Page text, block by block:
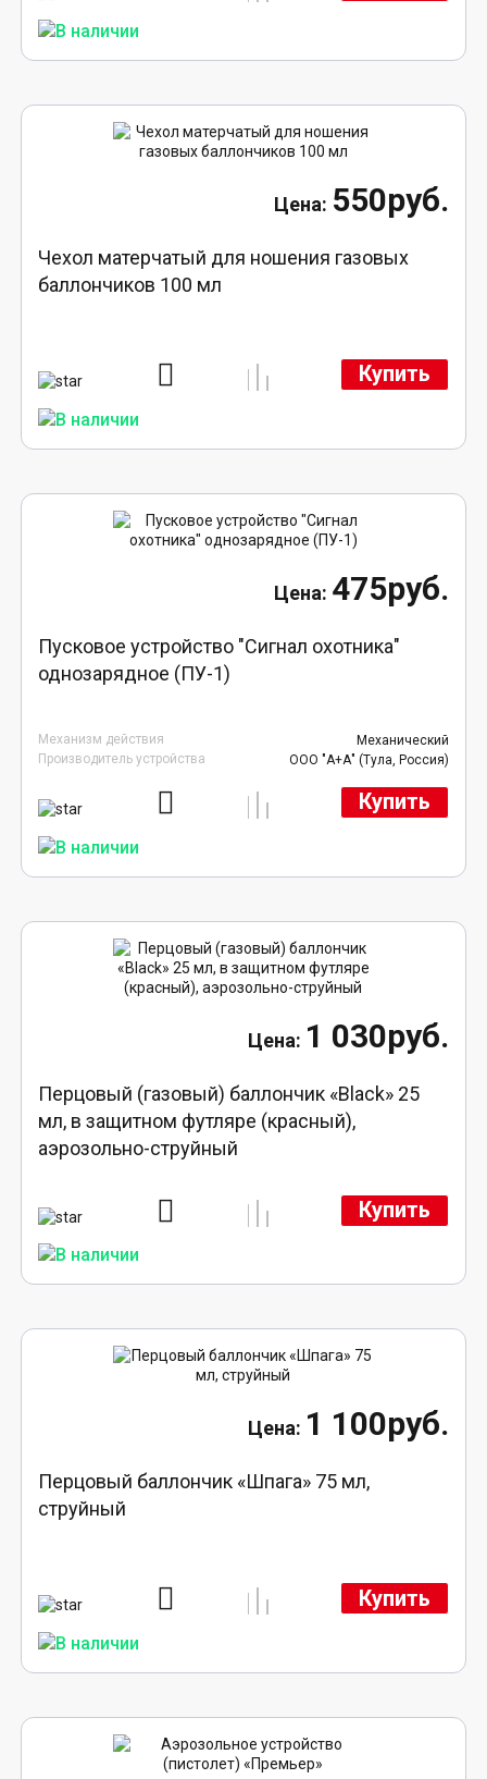
550руб.
Чехол матерчатый для ношения газовых
баллончиков 100 мл
Купить
475руб.
Пусковое устройство "Сигнал охотника"
однозарядное (ПУ-1)
Механизм действия
Механический
Производитель устройства
ООО "А+А" (Тула, Россия)
Купить
1 030руб.
Перцовый (газовый) баллончик «Black» 25
мл, в защитном футляре (красный),
аэрозольно-струйный
Купить
1 100руб.
Перцовый баллончик «Шпага» 75 мл,
струйный
Купить